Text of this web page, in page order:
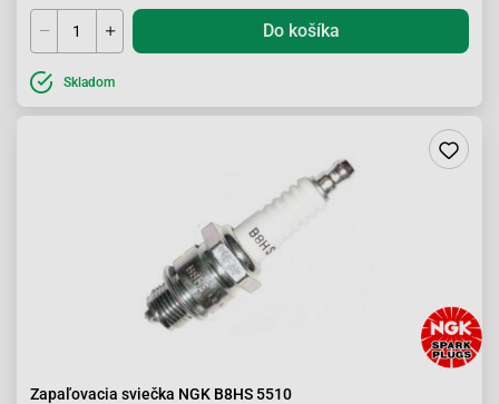
Do košíka
Skladom
Zapaľovacia sviečka NGK B8HS 5510